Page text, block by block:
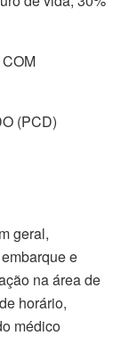
(PCD)
geral,
e
na área de
horário,
médico